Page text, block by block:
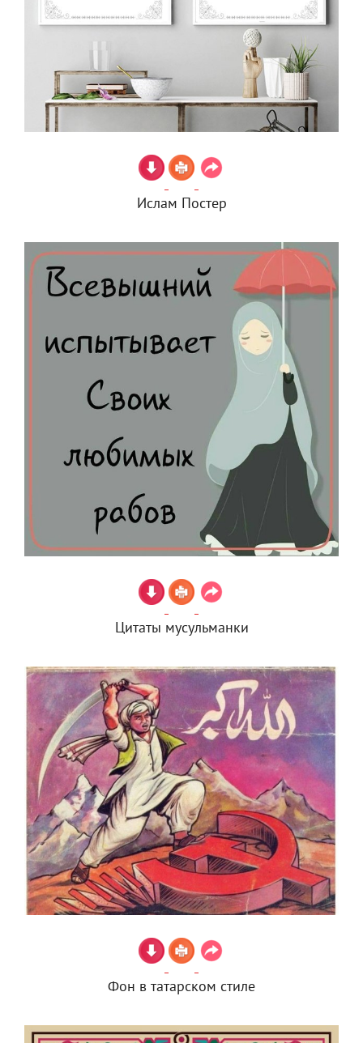
Ислам Постер
Цитаты мусульманки
Фон в татарском стиле